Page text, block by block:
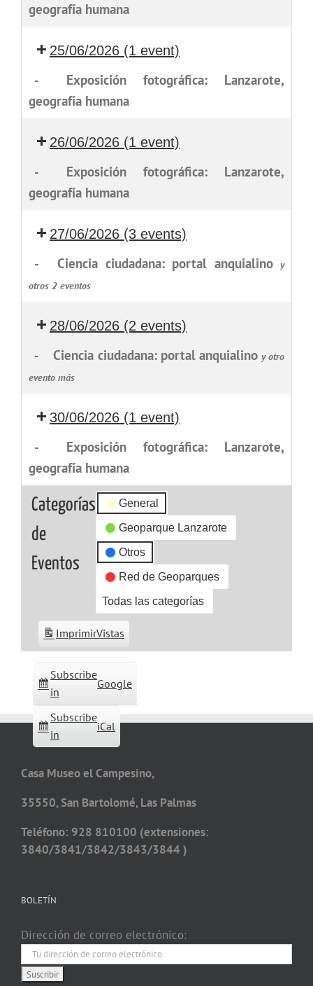
geografía humana
25/06/2026 (1 event)
-
Exposición fotográfica: Lanzarote,
geografía humana
26/06/2026 (1 event)
-
Exposición fotográfica: Lanzarote,
geografía humana
27/06/2026 (3 events)
- Ciencia ciudadana: portal anquialino y
otros 2 eventos
28/06/2026 (2 events)
- Ciencia ciudadana: portal anquialino y otro
evento más
30/06/2026 (1 event)
-
Exposición fotográfica: Lanzarote,
geografía humana
Categorías
de
Eventos
General
Geoparque Lanzarote
Otros
Red de Geoparques
Todas las categorías
Subscribe
in
Google
Subscribe
in
iCal
ImprimirVistas
Casa Museo el Campesino,
35550, San Bartolomé, Las Palmas
Teléfono: 928 810100 (extensiones:
3840/3841/3842/3843/3844 )
BOLETÍN
Dirección de correo electrónico: